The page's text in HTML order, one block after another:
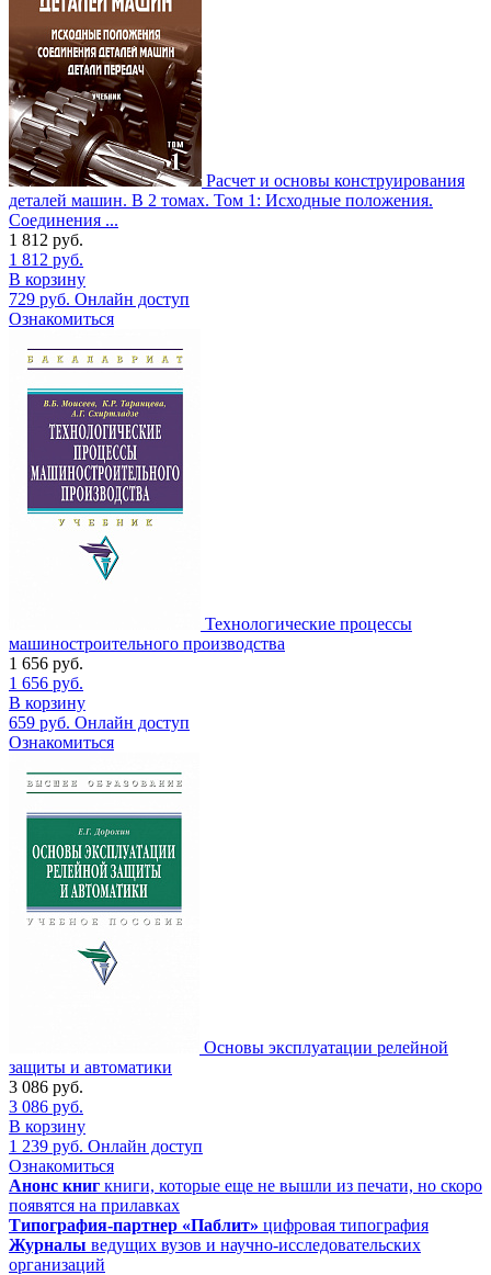
Расчет и основы конструирования
деталей машин. В 2 томах. Том 1: Исходные положения.
Соединения ...
1 812 руб.
1 812 руб.
В корзину
729 руб. Онлайн доступ
Ознакомиться
Технологические процессы
машиностроительного производства
1 656 руб.
1 656 руб.
В корзину
659 руб. Онлайн доступ
Ознакомиться
Основы эксплуатации релейной
защиты и автоматики
3 086 руб.
3 086 руб.
В корзину
1 239 руб. Онлайн доступ
Ознакомиться
Анонс книг книги, которые еще не вышли из печати, но скоро
появятся на прилавках
Типография-партнер «Паблит» цифровая типография
Журналы ведущих вузов и научно-исследовательских
организаций